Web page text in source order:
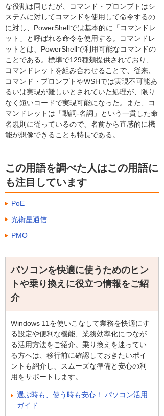
な役割は同じだが、コマンド・プロンプトはシ
ステムに対してコマンドを使用して命令するの
に対し、PowerShellでは基本的に「コマンドレ
ット」と呼ばれる命令を使用する。コマンドレ
ットとは、PowerShellで利用可能なコマンドの
ことである。標準で129種類提供されており、
コマンドレットを組み合わせることで、従来、
コマンド・プロンプトやWSHでは実現不可能あ
るいは実現が難しいとされていた処理が、限り
なく短いコードで実現可能になった。また、コ
マンドレットは「動詞-名詞」という一貫した命
名規則に従っているので、名前から直感的に機
能が想像できることも特長である。
この用語を調べた人はこの用語に
も注目しています
PoE
光衛星通信
PMO
パソコンを快適に使うためのヒン
トや乗り換えに役立つ情報をご紹
介
Windows 11を使いこなして業務を快適にす
る設定や便利な機能、業務効率化につなが
る活用方法をご紹介。乗り換えを迷ってい
る方へは、移行前に確認しておきたいポイ
ントも紹介し、スムーズな準備と安心の利
用をサポートします。
選ぶ時も、使う時も安心！ パソコン活用
ガイド